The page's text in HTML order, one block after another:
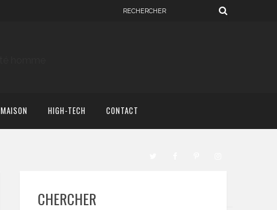
MAISON HIGH-TECH CONTACT
CHERCHER